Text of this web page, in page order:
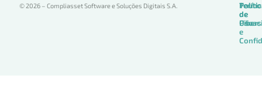
© 2026 – Compliasset Software e Soluções Digitais S.A.
de
Uso
de
de
e